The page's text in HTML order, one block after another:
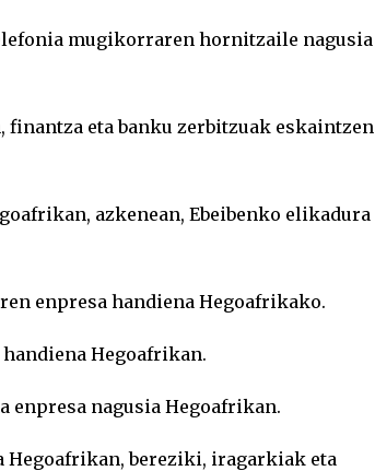
mugikorraren hornitzaile nagusia
finantza eta banku zerbitzuak eskaintzen
azkenean, Ebeibenko elikadura
enpresa handiena Hegoafrikako.
Hegoafrikan.
enpresa nagusia Hegoafrikan.
Hegoafrikan, bereziki, iragarkiak eta